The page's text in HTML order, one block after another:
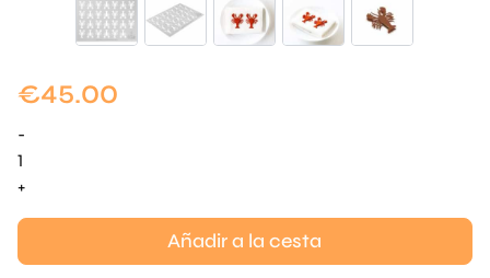
€45.00
-
Plantilla
langosta
+
Añadir a la cesta